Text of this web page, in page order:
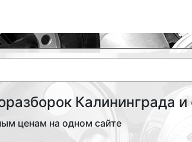
Калининграда и
ценам на одном сайте